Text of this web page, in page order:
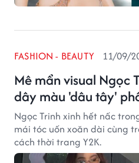
Mê mẩn visual Ngọc
dây màu 'dâu tây'
FASHION - BEAUTY 11/09/
Ngọc Trinh xinh hết nấc
mái tóc uốn xoăn dài cùng
cách thời trang Y2K.